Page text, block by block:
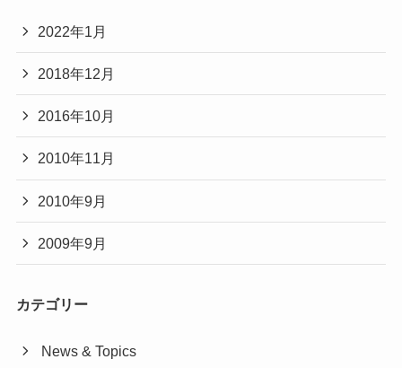
2022年1月
2018年12月
2016年10月
2010年11月
2010年9月
2009年9月
カテゴリー
News & Topics